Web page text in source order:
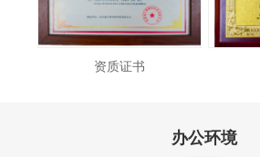
资质证书
办公环境